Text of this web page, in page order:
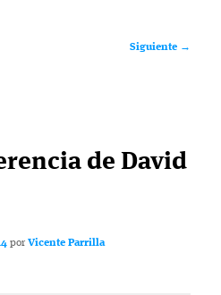
Siguiente →
de David
porVicente Parrilla